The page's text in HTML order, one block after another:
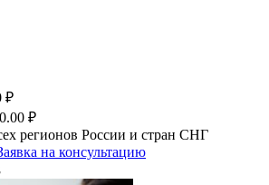
₽
₽
регионов России и стран СНГ
на консультацию